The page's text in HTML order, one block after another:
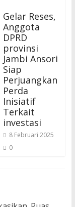
Gelar Reses,
Anggota
DPRD
provinsi
Jambi Ansori
Siap
Perjuangkan
Perda
Inisiatif
Terkait
investasi
8 Februari 2025
0